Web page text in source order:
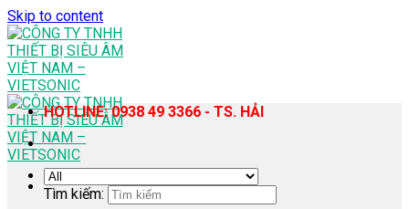
Skip to content
HOTLINE: 0938 49 3366 - TS. HẢI
Tìm kiếm: